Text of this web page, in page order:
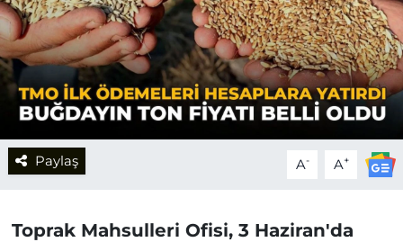
Paylaş A- A+
Toprak Mahsulleri Ofisi, 3 Haziran'da